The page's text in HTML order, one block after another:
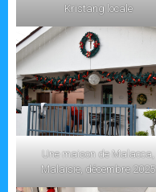
Kristang locale
Une maison de Malacca,
Malaisie, décembre 2025